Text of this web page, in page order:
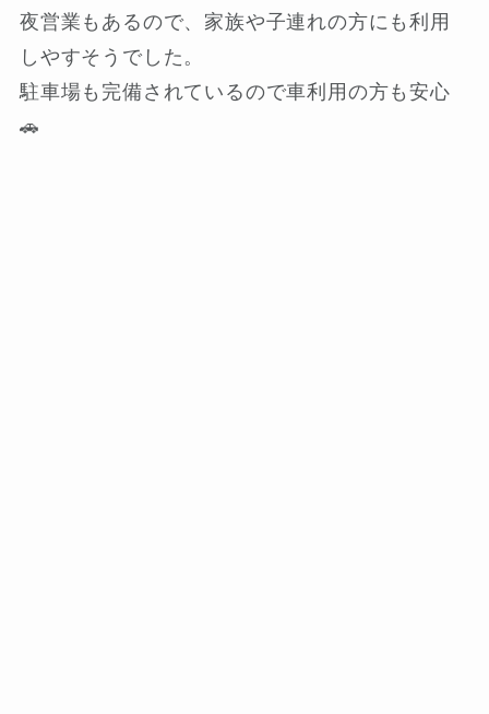
夜営業もあるので、家族や子連れの方にも利用
しやすそうでした。
駐車場も完備されているので車利用の方も安心
🚗